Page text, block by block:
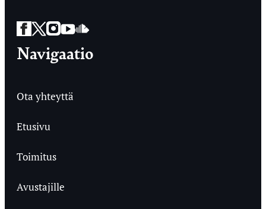
Facebook
Twitter
Instagram
YouTube
SoundCloud
Navigaatio
Ota yhteyttä
Etusivu
Toimitus
Avustajille